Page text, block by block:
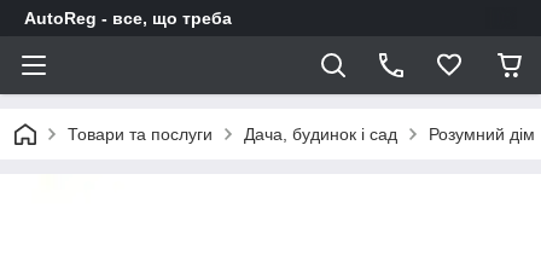
AutoReg - все, що треба
Товари та послуги Дача, будинок і сад Розумний дім